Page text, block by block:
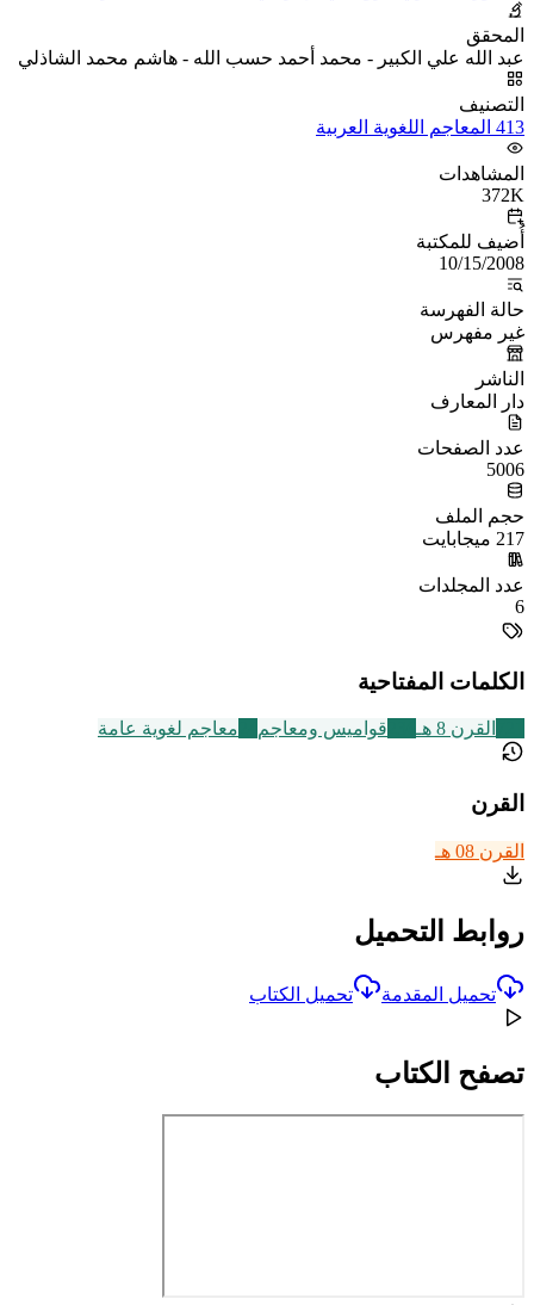
المحقق
عبد الله علي الكبير - محمد أحمد حسب الله - هاشم محمد الشاذلي
التصنيف
413 المعاجم اللغوية العربية
المشاهدات
372K
أُضيف للمكتبة
10/15/2008
حالة الفهرسة
غير مفهرس
الناشر
دار المعارف
عدد الصفحات
5006
حجم الملف
217 ميجابايت
عدد المجلدات
6
الكلمات المفتاحية
القرن 8 هـ قواميس ومعاجم معاجم لغوية عامة
القرن
القرن 08 هـ
روابط التحميل
تحميل المقدمة تحميل الكتاب
تصفح الكتاب